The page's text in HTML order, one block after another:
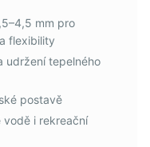
mm pro
flexibility
udržení tepelného
postavě
vodě i rekreační